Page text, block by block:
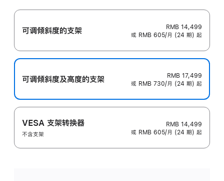
可调倾斜度的支架
RMB 14,499
或 RMB 605/月 (24 期) 起
可调倾斜度及高‍度的支‍架
RMB 17,499
或 RMB 730/月 (24 期) 起
VESA 支架转换器
不含支架
RMB 14,499
或 RMB 605/月 (24 期) 起